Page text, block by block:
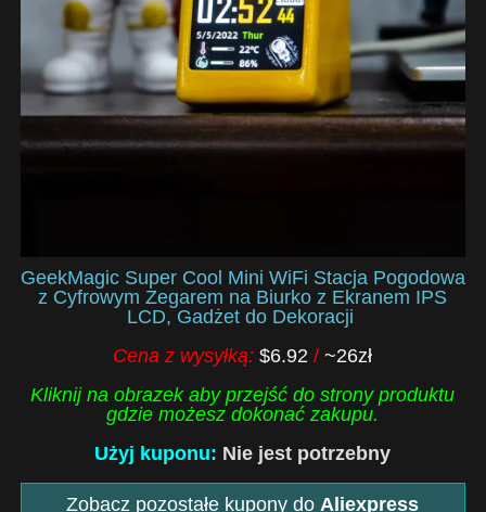
GeekMagic Super Cool Mini WiFi Stacja Pogodowa
z Cyfrowym Zegarem na Biurko z Ekranem IPS
LCD, Gadżet do Dekoracji
Cena z wysyłką:$6.92/~26zł
Kliknij na obrazek aby przejść do strony produktu
gdzie możesz dokonać zakupu.
Użyj kuponu: Nie jest potrzebny
Zobacz pozostałe kupony doAliexpress